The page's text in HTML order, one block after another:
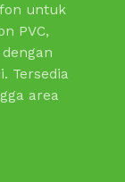
untuk
PVC,
Tersedia
area